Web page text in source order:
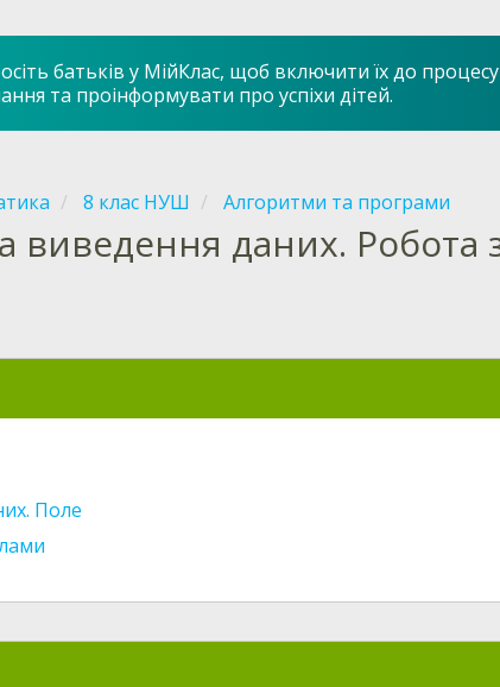
батьків у МійКлас, щоб включити їх до процесу
та проінформувати про успіхи дітей.
8 клас НУШ Алгоритми та програми
виведення даних. Робота
Поле